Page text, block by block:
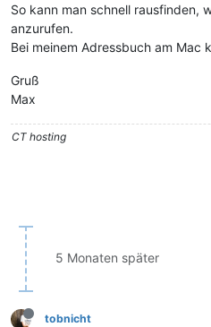
So kann man schnell rausfinden,
anzurufen.
Bei meinem Adressbuch am Mac
Gruß
Max
CT hosting
5 Monaten später
tobnicht